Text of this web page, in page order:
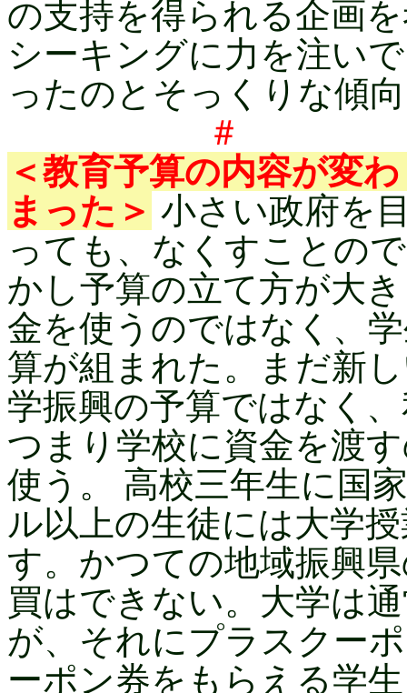
の支持を得られる企画
シーキングに力を注い
ったのとそっくりな傾
＃
＜教育予算の内容が変
まった＞ 小さい政府を
っても、なくすことの
かし予算の立て方が大
金を使うのではなく、
算が組まれた。まだ新
学振興の予算ではなく
つまり学校に資金を渡
使う。 高校三年生に国
ル以上の生徒には大学
す。かつての地域振興
買はできない。大学は
が、それにプラスクー
ーポン券をもらえる学